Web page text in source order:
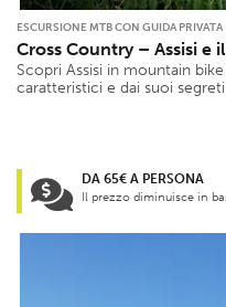
Trattamenti benessere
Trekking con guida
Adrenalina
Dislivello
ESCURSIONE MTB CON GUIDA PRIVATA
Cross Country – Assisi e
Scopri Assisi in mountain
caratteristici e dai suoi
DA 65€ A PERSONA
Il prezzo diminuisce in